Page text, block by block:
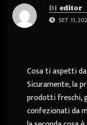
Di editor
SET 11,
Cosa ti aspetti
Sicuramente, la
prodotti freschi,
confezionati da